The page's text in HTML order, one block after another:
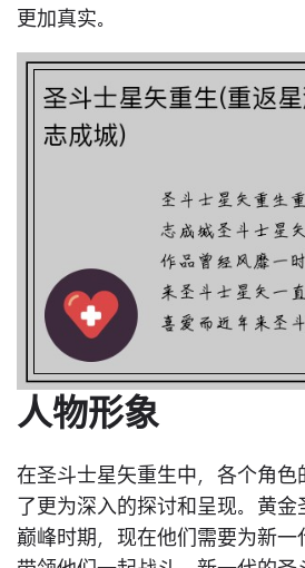
更加真实。
人物形象
在圣斗士星矢重生中，各个角色
了更为深入的探讨和呈现。黄
巅峰时期，现在他们需要为新一